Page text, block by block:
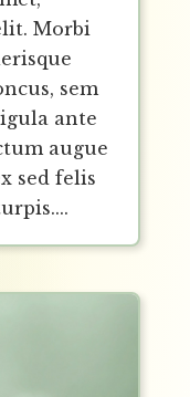
Morbi
sem
ante
augue
sed felis